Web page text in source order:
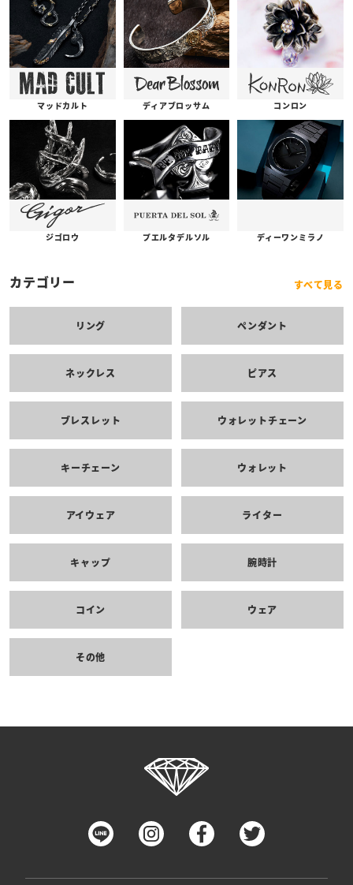
マッドカルト ディアブロッサム コンロン
ジゴロウ プエルタデルソル ディーワンミラノ
カテゴリー すべて見る
リング ペンダント
ネックレス ピアス
ブレスレット ウォレットチェーン
キーチェーン ウォレット
アイウェア ライター
キャップ 腕時計
コイン ウェア
その他